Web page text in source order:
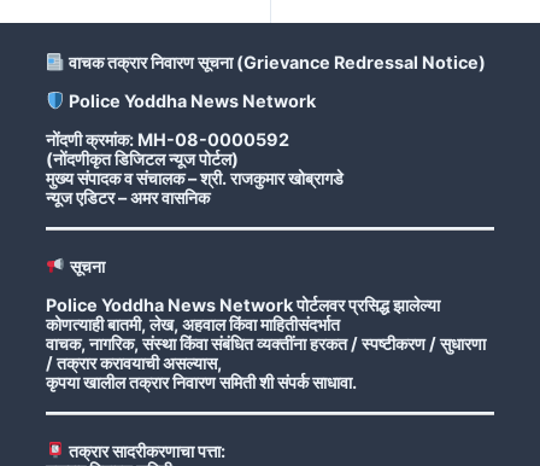
वाचक तक्रार निवारण सूचना (Grievance Redressal Notice)
Police Yoddha News Network
नोंदणी क्रमांक: MH-08-0000592
(नोंदणीकृत डिजिटल न्यूज पोर्टल)
मुख्य संपादक व संचालक – श्री. राजकुमार खोब्रागडे
न्यूज एडिटर – अमर वासनिक
सूचना
Police Yoddha News Network पोर्टलवर प्रसिद्ध झालेल्या
कोणत्याही बातमी, लेख, अहवाल किंवा माहितीसंदर्भात
वाचक, नागरिक, संस्था किंवा संबंधित व्यक्तींना हरकत / स्पष्टीकरण / सुधारणा
/ तक्रार करावयाची असल्यास,
कृपया खालील तक्रार निवारण समिती शी संपर्क साधावा.
तक्रार सादरीकरणाचा पत्ता: